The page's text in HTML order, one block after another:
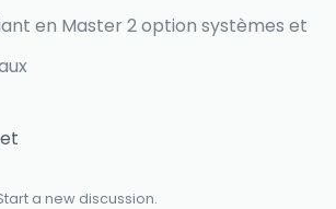
en Master 2 option systèmes et
a new discussion.